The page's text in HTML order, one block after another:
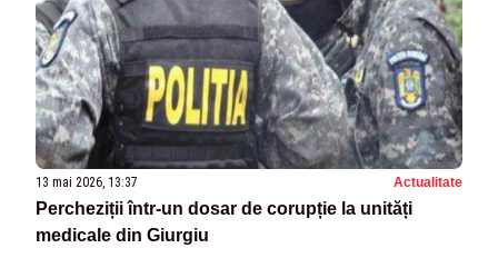
13 mai 2026, 13:37 Actualitate
Percheziții într-un dosar de corupție la unități
medicale din Giurgiu